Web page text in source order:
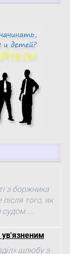
з боржника
того, як
судом ...
шлюбу з